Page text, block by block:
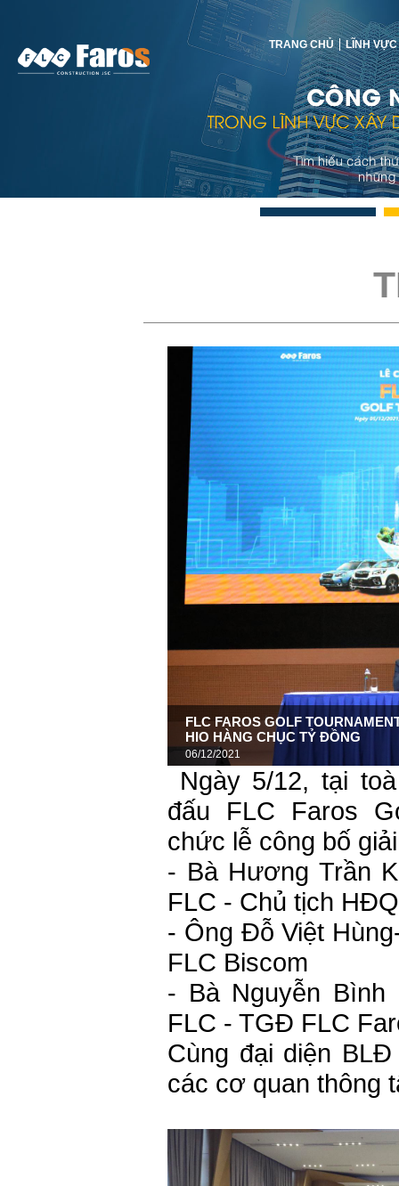
TRANG CHỦ LĨNH
FLC FAROS GOLF
HIO HÀNG CHỤC TỶ ĐỒNG
06/12/2021
Ngày 5/12, tại
đấu FLC Faros
chức lễ công bố
- Bà Hương Trần
FLC - Chủ tịch
- Ông Đỗ Việt
FLC Biscom
- Bà Nguyễn
FLC - TGĐ FLC
Cùng đại diện
các cơ quan thông